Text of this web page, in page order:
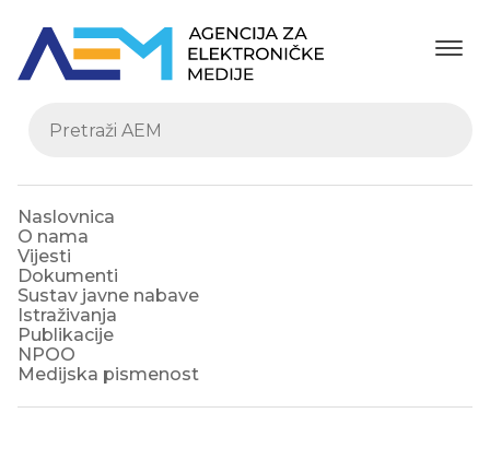
Naslovnica
O nama
Vijesti
Dokumenti
Sustav javne nabave
Istraživanja
Publikacije
NPOO
Medijska pismenost